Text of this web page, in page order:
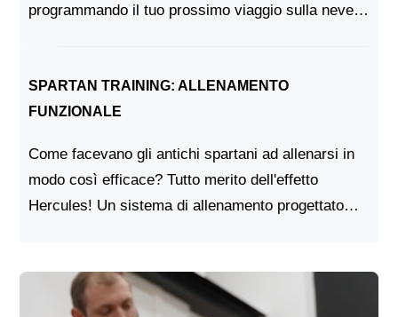
programmando il tuo prossimo viaggio sulla neve.
SPARTAN TRAINING: ALLENAMENTO
FUNZIONALE
Come facevano gli antichi spartani ad allenarsi in
modo così efficace? Tutto merito dell'effetto
Hercules! Un sistema di allenamento progettato